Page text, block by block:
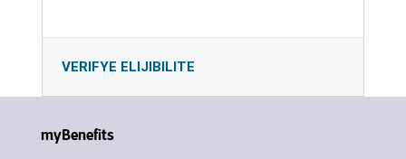
VERIFYE ELIJIBILITE
myBenefits